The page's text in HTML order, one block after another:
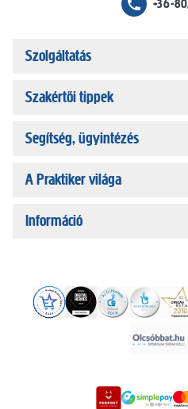
+36-
Szolgáltatás
Szakértői tippek
Segítség, ügyintézés
A Praktiker világa
Információ